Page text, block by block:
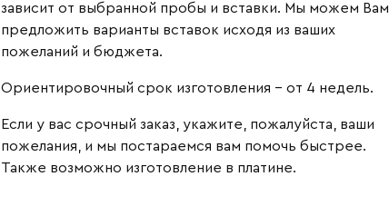
зависит от выбранной пробы и вставки. Мы можем Вам
предложить варианты вставок исходя из ваших
пожеланий и бюджета.
Ориентировочный срок изготовления - от 4 недель.
Если у вас срочный заказ, укажите, пожалуйста, ваши
пожелания, и мы постараемся вам помочь быстрее.
Также возможно изготовление в платине.